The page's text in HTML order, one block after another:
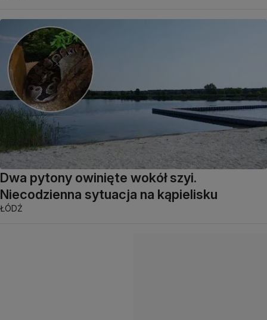
Dwa pytony owinięte wokół szyi.
Niecodzienna sytuacja na kąpielisku
ŁÓDŹ